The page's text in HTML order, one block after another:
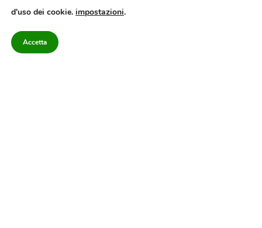
10/9/2012. Iscritto nel Registro Operatori di Comunicazione al n.7671
Avellino – Cap.Soc. 20.000 € – REA 187346 – PI/CF. Reg. naz. stampa 10218/99
d'uso dei cookie. impostazioni.
Accetta